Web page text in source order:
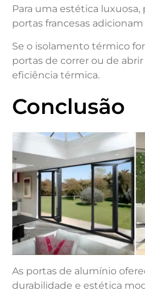
Para uma estética
portas francesas
Se o isolamento térmico
portas de correr ou de
eficiência térmica.
Conclusão
As portas de alumínio
durabilidade e estética